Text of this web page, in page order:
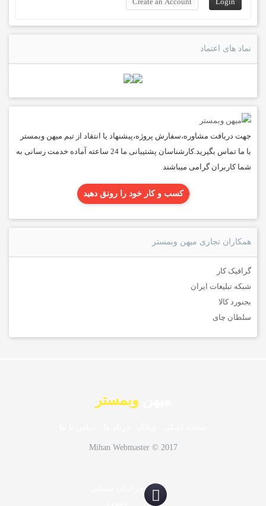
نماد های اعتماد
جهت دریافت مشاوره،سفارش پروژه،پیشنهاد یا انتقاد از تیم میهن وبمستر
با ما تماس بگیرید.کارشناسان پشتیبانی ما 24 ساعته آماده خدمت رسانی به
شما کاربران گرامی میباشند
کسب و کار خود را رونق دهید
همکاران تجاری میهن وبمستر
گرافیک کار
شبکه تبلیغات ایران
بجنورد کالا
سلطان چای
وبمستر
Mihan Webmaster © 2017